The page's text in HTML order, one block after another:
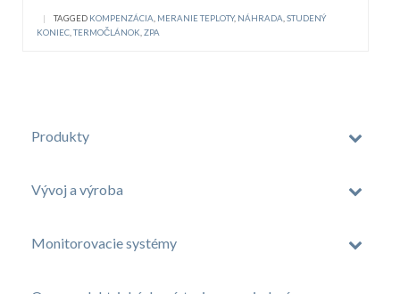
| TAGGED KOMPENZÁCIA MERANIE TEPLOTY, NÁHRADA STUDENÝ
KONIEC TERMOČLÁNOK ZPA
Produkty
Vývoj a výroba
Monitorovacie systémy